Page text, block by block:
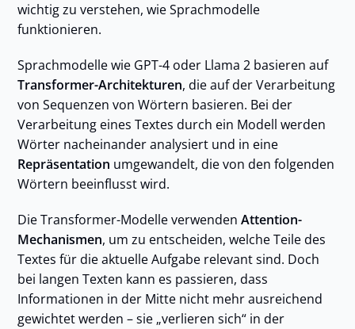
wichtig zu verstehen, wie Sprachmodelle
funktionieren.
Sprachmodelle wie GPT-4 oder Llama 2 basieren auf
Transformer-Architekturen, die auf der Verarbeitung
von Sequenzen von Wörtern basieren. Bei der
Verarbeitung eines Textes durch ein Modell werden
Wörter nacheinander analysiert und in eine
Repräsentation umgewandelt, die von den folgenden
Wörtern beeinflusst wird.
Die Transformer-Modelle verwenden Attention-
Mechanismen, um zu entscheiden, welche Teile des
Textes für die aktuelle Aufgabe relevant sind. Doch
bei langen Texten kann es passieren, dass
Informationen in der Mitte nicht mehr ausreichend
gewichtet werden – sie „verlieren sich“ in der